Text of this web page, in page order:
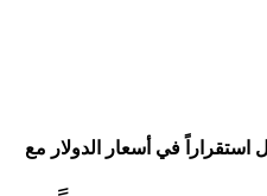
استقراراً في أسعار الدولار مع